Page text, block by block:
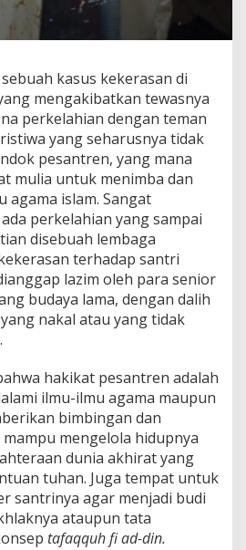
kasus kekerasan di
mengakibatkan tewasnya
perkelahian dengan teman
yang seharusnya tidak
pesantren, yang mana
mulia untuk menimba dan
agama islam. Sangat
perkelahian yang sampai
disebuah lembaga
terhadap santri
lazim oleh para senior
budaya lama, dengan dalih
nakal atau yang tidak
hakikat pesantren adalah
ilmu-ilmu agama maupun
bimbingan dan
mengelola hidupnya
dunia akhirat yang
tuhan. Juga tempat untuk
santrinya agar menjadi budi
ataupun tata
tafaqquh fi ad-din.